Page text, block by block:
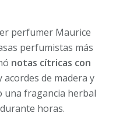
perfumer Maurice
perfumistas más
notas cítricas con
de madera y
una fragancia herbal
horas.